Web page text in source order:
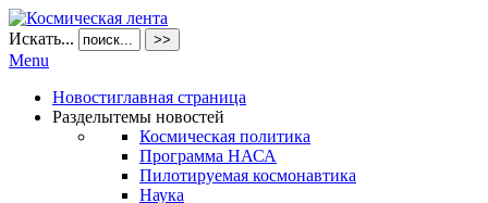
Искать... >>
Menu
Новостиглавная страница
Разделытемы новостей
Космическая политика
Программа НАСА
Пилотируемая космонавтика
Наука